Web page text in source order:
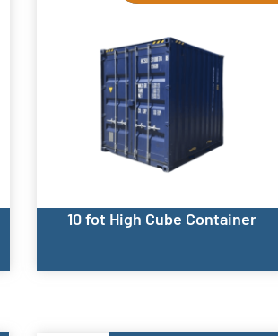
10 fot High Cube Container